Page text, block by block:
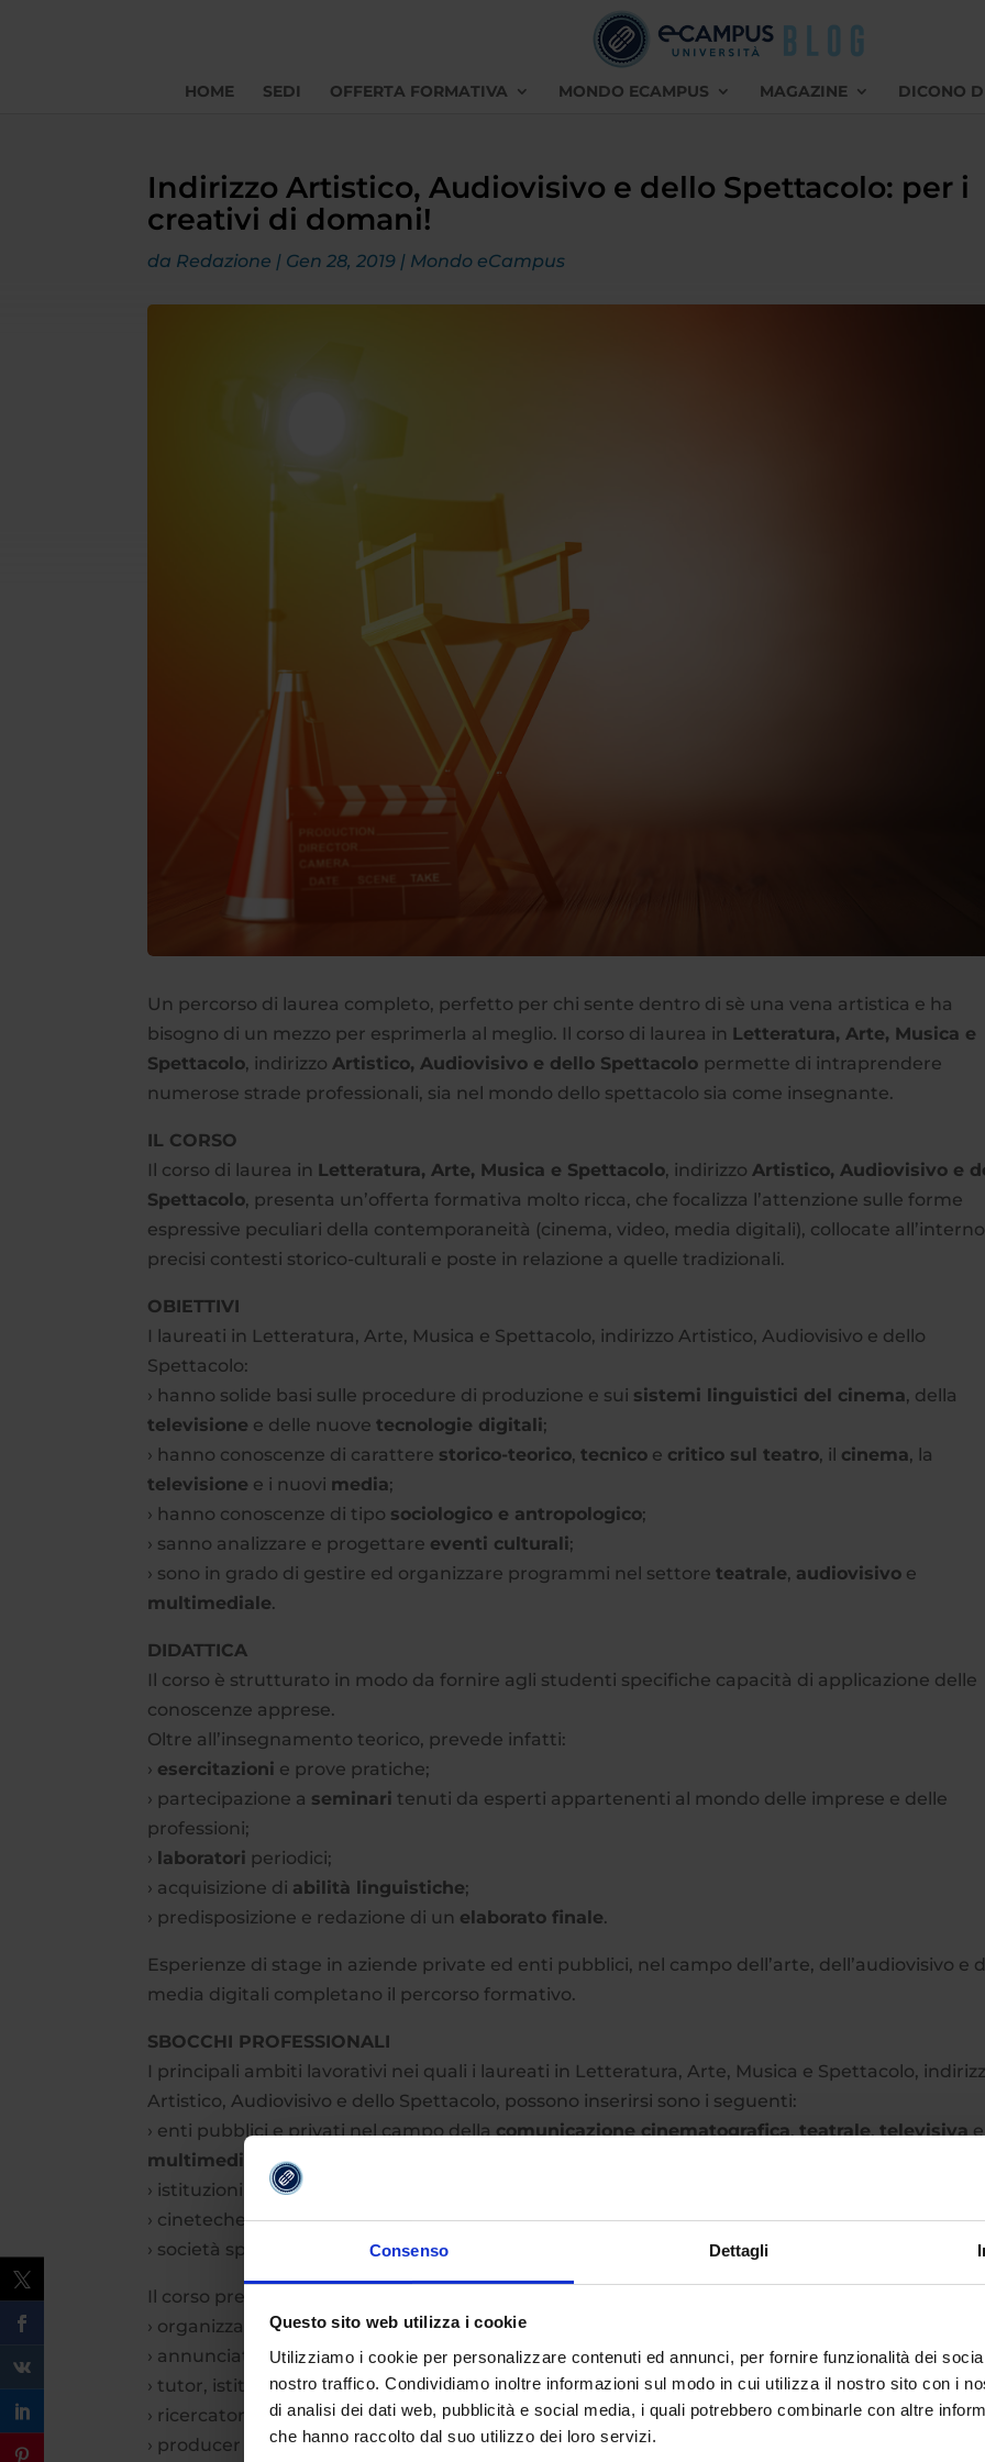
Consenso Dettagli
Questo sito web utilizza i cookie
Utilizziamo i cookie per personalizzare contenuti ed annunci, per fornire funzionalità dei
nostro traffico. Condividiamo inoltre informazioni sul modo in cui utilizza il nostro sito con i
di analisi dei dati web, pubblicità e social media, i quali potrebbero combinarle con altre
che hanno raccolto dal suo utilizzo dei loro servizi.
HOME SEDI OFFERTA FORMATIVA MONDO ECAMPUS MAGAZINE DICONO
Indirizzo Artistico, Audiovisivo e dello Spettacolo: per i
creativi di domani!
da Redazione | Gen 28, 2019 | Mondo eCampus
Un percorso di laurea completo, perfetto per chi sente dentro di sè una vena artistica e ha
bisogno di un mezzo per esprimerla al meglio. Il corso di laurea in Letteratura, Arte, Musica e
Spettacolo, indirizzoArtistico, Audiovisivo e dello Spettacolo permette di intraprendere
numerose strade professionali, sia nel mondo dello spettacolo sia come insegnante.
IL CORSO
Il corso di laurea in Letteratura, Arte, Musica e Spettacolo, indirizzoArtistico, Audiovisivo e
Spettacolo, presenta un’offerta formativa molto ricca, che focalizza l’attenzione sulle forme
espressive peculiari della contemporaneità (cinema, video, media digitali), collocate
precisi contesti storico-culturali e poste in relazione a quelle tradizionali.
OBIETTIVI
I laureati in Letteratura, Arte, Musica e Spettacolo, indirizzo Artistico, Audiovisivo e dello
Spettacolo:
› hanno solide basi sulle procedure di produzione e sui sistemi linguistici del cinema, della
televisione e delle nuovetecnologie digitali;
› hanno conoscenze di carattere storico-teorico,tecnico e critico sul teatro, il cinema, la
televisione e i nuovi media;
› hanno conoscenze di tipo sociologico e antropologico;
› sanno analizzare e progettare eventi culturali;
› sono in grado di gestire ed organizzare programmi nel settoreteatrale, audiovisivo e
multimediale.
DIDATTICA
Il corso è strutturato in modo da fornire agli studenti specifiche capacità di applicazione delle
conoscenze apprese.
Oltre all’insegnamento teorico, prevede infatti:
› esercitazioni e prove pratiche;
› partecipazione a seminari tenuti da esperti appartenenti al mondo delle imprese e delle
professioni;
› laboratori periodici;
› acquisizione di abilità linguistiche;
› predisposizione e redazione di un elaborato finale.
Esperienze di stage in aziende private ed enti pubblici, nel campo dell’arte, dell’audiovisivo e
media digitali completano il percorso formativo.
SBOCCHI PROFESSIONALI
I principali ambiti lavorativi nei quali i laureati in Letteratura, Arte, Musica e Spettacolo,
Artistico, Audiovisivo e dello Spettacolo, possono inserirsi sono i seguenti:
› enti pubblici e privati nel campo dellacomunicazione cinematografica,teatrale,televisivae
multimediale ;
› istituzioni che organizzano eventi, manifestazioni e spettacoli con finalità culturali
› cineteche e mediateche;
› società specializzate nel settore della pubblicità o dei linguaggi visivi.
Il corso prepara alla professione di:
› organizzatore difiereeconvegni;
› annunciatore e presentatore diradioetelevisione;
› tutor, istitutore, insegnante nella formazione professionale;
› ricercatore in campo artistico e audiovisivo;
› producer radiotelevisivo, cinematografico e teatrale.